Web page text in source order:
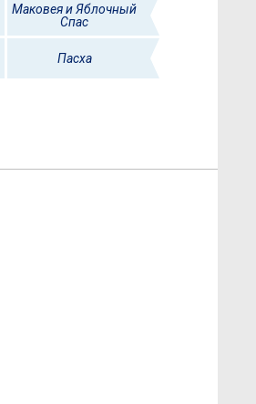
Маковея и Яблочный
Спас
Пасха